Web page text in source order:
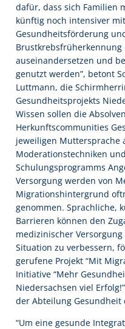
dafür, dass sich Familien
künftig noch intensiver
Gesundheitsförderung
Brustkrebsfrüherkennung
auseinandersetzen und
genutzt werden”, betont
Luttmann, die
Gesundheitsprojekts
Wissen sollen die
Herkunftscommunities
jeweiligen Muttersprache
Moderationstechniken
Schulungsprogramms
Versorgung werden von
Migrationshintergrund
genommen. Sprachliche,
Barrieren können den
medizinischer
Situation zu verbessern,
gerufene Projekt “Mit
Initiative “Mehr
Niedersachsen viel
der Abteilung Gesundheit
“Um eine gesunde